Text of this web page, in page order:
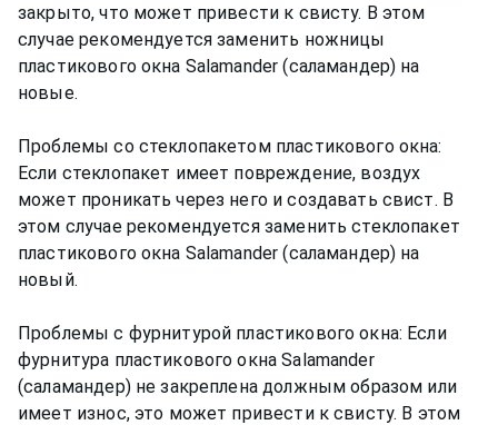
закрыто, что может привести к свисту. В этом
случае рекомендуется заменить ножницы
пластикового окна Salamander (саламандер) на
новые.
Проблемы со стеклопакетом пластикового окна:
Если стеклопакет имеет повреждение, воздух
может проникать через него и создавать свист. В
этом случае рекомендуется заменить стеклопакет
пластикового окна Salamander (саламандер) на
новый.
Проблемы с фурнитурой пластикового окна: Если
фурнитура пластикового окна Salamander
(саламандер) не закреплена должным образом или
имеет износ, это может привести к свисту. В этом